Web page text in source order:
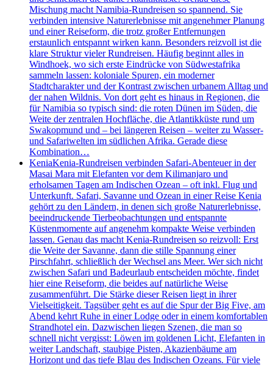
Mischung macht Namibia-Rundreisen so spannend. Sie
verbinden intensive Naturerlebnisse mit angenehmer Planung
und einer Reiseform, die trotz großer Entfernungen
erstaunlich entspannt wirken kann. Besonders reizvoll ist die
klare Struktur vieler Rundreisen. Häufig beginnt alles in
Windhoek, wo sich erste Eindrücke von Südwestafrika
sammeln lassen: koloniale Spuren, ein moderner
Stadtcharakter und der Kontrast zwischen urbanem Alltag und
der nahen Wildnis. Von dort geht es hinaus in Regionen, die
für Namibia so typisch sind: die roten Dünen im Süden, die
Weite der zentralen Hochfläche, die Atlantikküste rund um
Swakopmund und – bei längeren Reisen – weiter zu Wasser-
und Safariwelten im südlichen Afrika. Gerade diese
Kombination…
KeniaKenia-Rundreisen verbinden Safari-Abenteuer in der
Masai Mara mit Elefanten vor dem Kilimanjaro und
erholsamen Tagen am Indischen Ozean – oft inkl. Flug und
Unterkunft. Safari, Savanne und Ozean in einer Reise Kenia
gehört zu den Ländern, in denen sich große Naturerlebnisse,
beeindruckende Tierbeobachtungen und entspannte
Küstenmomente auf angenehm kompakte Weise verbinden
lassen. Genau das macht Kenia-Rundreisen so reizvoll: Erst
die Weite der Savanne, dann die stille Spannung einer
Pirschfahrt, schließlich der Wechsel ans Meer. Wer sich nicht
zwischen Safari und Badeurlaub entscheiden möchte, findet
hier eine Reiseform, die beides auf natürliche Weise
zusammenführt. Die Stärke dieser Reisen liegt in ihrer
Vielseitigkeit. Tagsüber geht es auf die Spur der Big Five, am
Abend kehrt Ruhe in einer Lodge oder in einem komfortablen
Strandhotel ein. Dazwischen liegen Szenen, die man so
schnell nicht vergisst: Löwen im goldenen Licht, Elefanten in
weiter Landschaft, staubige Pisten, Akazienbäume am
Horizont und das tiefe Blau des Indischen Ozeans. Für viele